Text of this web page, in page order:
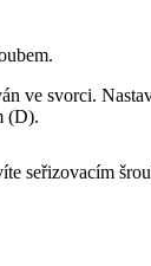
ve svorci.
(D).
seřizovacím